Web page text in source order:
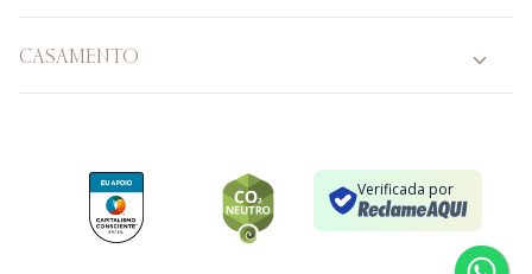
CASAMENTO
Verificada por